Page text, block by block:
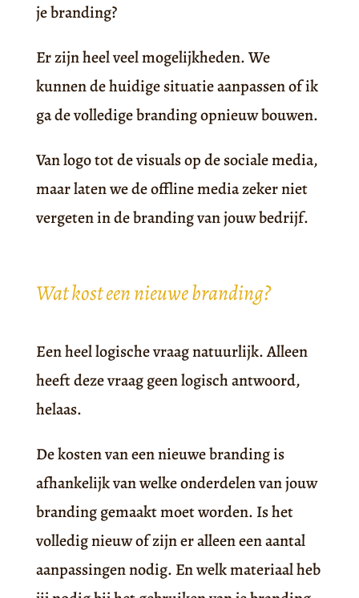
je branding?
Er zijn heel veel mogelijkheden. We
kunnen de huidige situatie aanpassen of ik
ga de volledige branding opnieuw bouwen.
Van logo tot de visuals op de sociale media,
maar laten we de offline media zeker niet
vergeten in de branding van jouw bedrijf.
Wat kost een nieuwe branding?
Een heel logische vraag natuurlijk. Alleen
heeft deze vraag geen logisch antwoord,
helaas.
De kosten van een nieuwe branding is
afhankelijk van welke onderdelen van jouw
branding gemaakt moet worden. Is het
volledig nieuw of zijn er alleen een aantal
aanpassingen nodig. En welk materiaal heb